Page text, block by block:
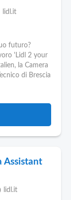
lidl.it
futuro?
'Lidl 2 your
la Camera
di Brescia
Assistant
lidl.it